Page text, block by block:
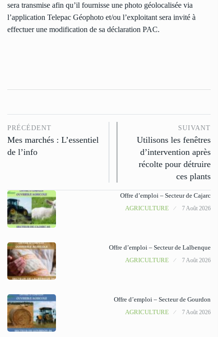
sera transmise afin qu’il fournisse une photo géolocalisée via
l’application Telepac Géophoto et/ou l’exploitant sera invité à
effectuer une modification de sa déclaration PAC.
PRÉCÉDENT
Mes marchés : L’essentiel
de l’info
SUIVANT
Utilisons les fenêtres
d’intervention après
récolte pour détruire
ces plants
Offre d’emploi – Secteur de Cajarc
AGRICULTURE
7 Août 2026
Offre d’emploi – Secteur de Lalbenque
AGRICULTURE
7 Août 2026
Offre d’emploi – Secteur de Gourdon
AGRICULTURE
7 Août 2026